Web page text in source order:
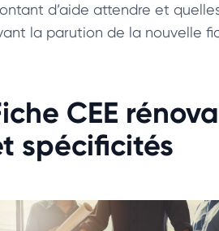
d’aide attendre et
la parution de la nouvelle
CEE
spécificités